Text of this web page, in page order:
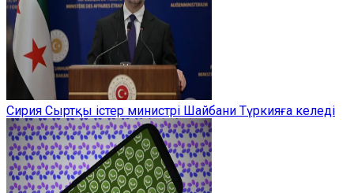
Сирия Сыртқы істер министрі Шайбани Түркияға келеді